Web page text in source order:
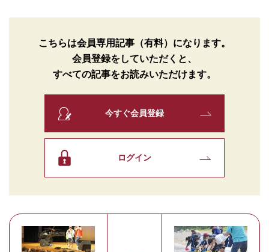
こちらは会員専用記事（有料）になります。
会員登録をしていただくと、
すべての記事をお読みいただけます。
今すぐ会員登録
ログイン